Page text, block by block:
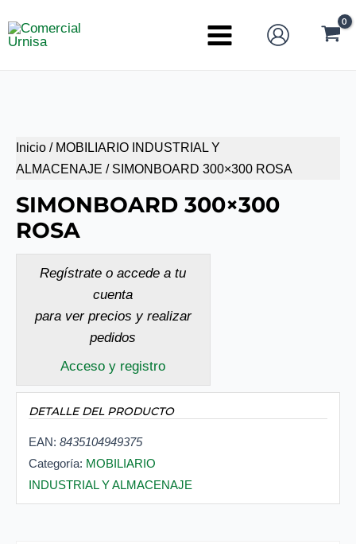
al
Main
Inicio / MOBILIARIO INDUSTRIAL Y
ALMACENAJE / SIMONBOARD 300×300 ROSA
SIMONBOARD 300×300
ROSA
Regístrate o accede a tu
cuenta
para ver precios y realizar
pedidos
Acceso y registro
DETALLE DEL PRODUCTO
EAN: 8435104949375
Categoría: MOBILIARIO
INDUSTRIAL Y ALMACENAJE